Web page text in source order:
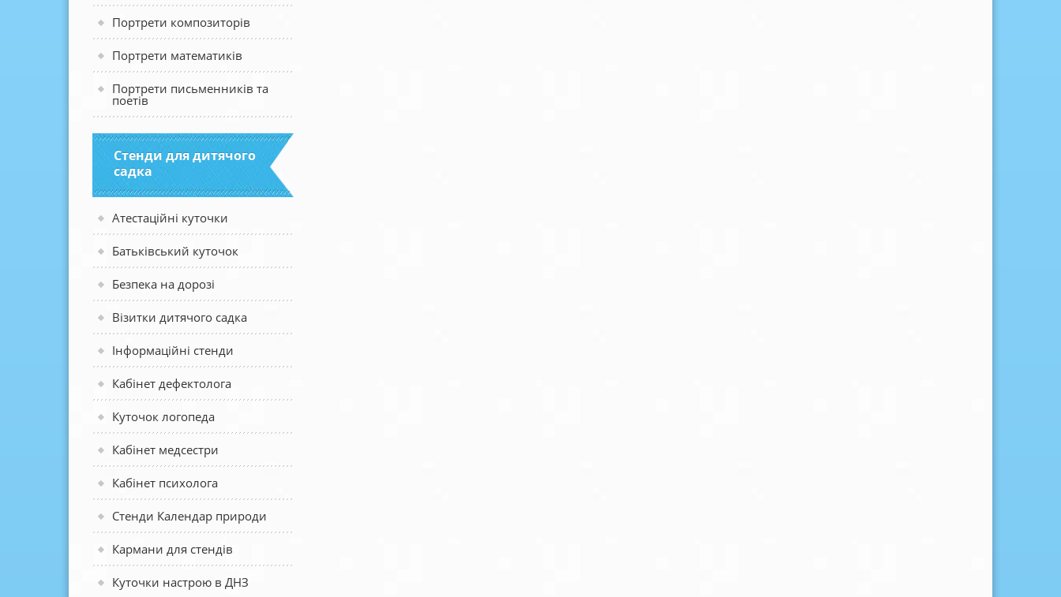
Портрети композиторів
Портрети математиків
Портрети письменників та
поетів
Стенди для дитячого
садка
Атестаційні куточки
Батьківський куточок
Безпека на дорозі
Візитки дитячого садка
Інформаційні стенди
Кабінет дефектолога
Куточок логопеда
Кабінет медсестри
Кабінет психолога
Стенди Календар природи
Кармани для стендів
Куточки настрою в ДНЗ